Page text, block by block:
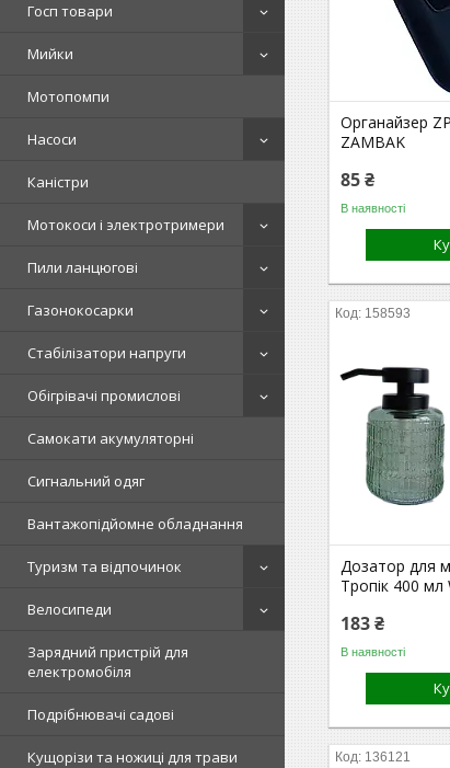
Госп товари
Мийки
Мотопомпи
Насоси
Каністри
Мотокоси і электротримери
Пили ланцюгові
Газонокосарки
Стабілізатори напруги
Обігрівачі промислові
Самокати акумуляторні
Сигнальний одяг
Вантажопідйомне обладнання
Туризм та відпочинок
Велосипеди
Зарядний пристрій для
електромобіля
Подрібнювачі садові
Кущорізи та ножиці для трави
Органайзер
ZAMBAK
85 ₴
В наявності
158593
Дозатор для
Тропік 400 мл
183 ₴
В наявності
136121